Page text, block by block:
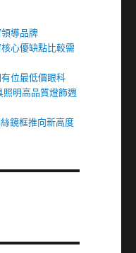
導品牌
心優缺點比較需
位最低價眼科
照明高品質燈飾週
鏡框推向新高度